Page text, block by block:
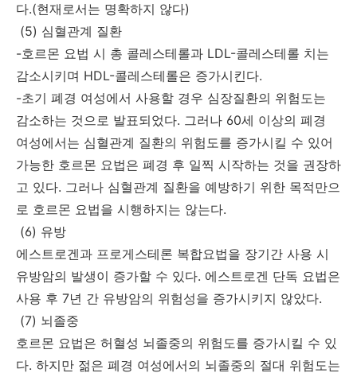
다.(현재로서는 명확하지 않다)
(5) 심혈관계 질환
-호르몬 요법 시 총 콜레스테롤과 LDL-콜레스테롤 치는
감소시키며 HDL-콜레스테롤은 증가시킨다.
-초기 폐경 여성에서 사용할 경우 심장질환의 위험도는
감소하는 것으로 발표되었다. 그러나 60세 이상의 폐경
여성에서는 심혈관계 질환의 위험도를 증가시킬 수 있어
가능한 호르몬 요법은 폐경 후 일찍 시작하는 것을 권장하
고 있다. 그러나 심혈관계 질환을 예방하기 위한 목적만으
로 호르몬 요법을 시행하지는 않는다.
(6) 유방
에스트로겐과 프로게스테론 복합요법을 장기간 사용 시
유방암의 발생이 증가할 수 있다. 에스트로겐 단독 요법은
사용 후 7년 간 유방암의 위험성을 증가시키지 않았다.
(7) 뇌졸중
호르몬 요법은 허혈성 뇌졸중의 위험도를 증가시킬 수 있
다. 하지만 젊은 폐경 여성에서의 뇌졸중의 절대 위험도는